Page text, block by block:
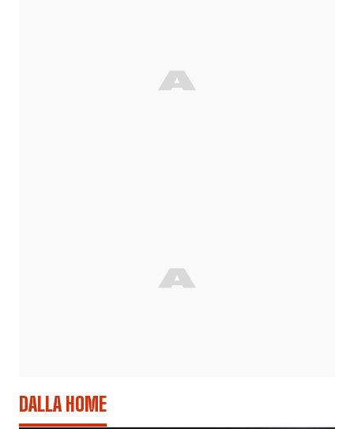
DALLA HOME